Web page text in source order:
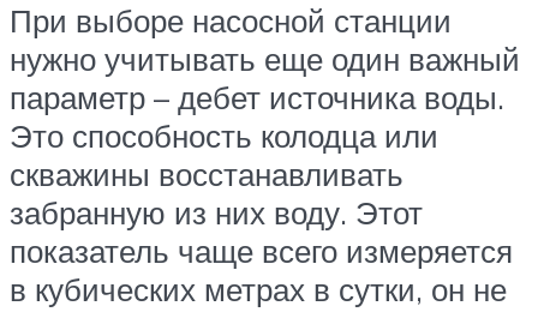
При выборе насосной станции
нужно учитывать еще один важный
параметр – дебет источника воды.
Это способность колодца или
скважины восстанавливать
забранную из них воду. Этот
показатель чаще всего измеряется
в кубических метрах в сутки, он не